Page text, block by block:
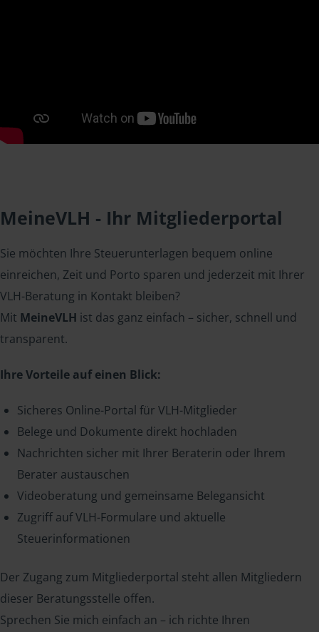
MeineVLH - Ihr Mitgliederportal
Sie möchten Ihre Steuerunterlagen bequem online
einreichen, Zeit und Porto sparen und jederzeit mit Ihrer
VLH-Beratung in Kontakt bleiben?
Mit MeineVLH ist das ganz einfach – sicher, schnell und
transparent.
Ihre Vorteile auf einen Blick:
Sicheres Online-Portal für VLH-Mitglieder
Belege und Dokumente direkt hochladen
Nachrichten sicher mit Ihrer Beraterin oder Ihrem
Berater austauschen
Videoberatung und gemeinsame Belegansicht
Zugriff auf VLH-Formulare und aktuelle
Steuerinformationen
Der Zugang zum Mitgliederportal steht allen Mitgliedern
dieser Beratungsstelle offen.
Sprechen Sie mich einfach an – ich richte Ihren